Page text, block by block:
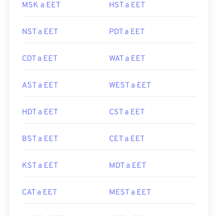
MSK a EET HST a EET
NST a EET PDT a EET
CDT a EET WAT a EET
AST a EET WEST a EET
HDT a EET CST a EET
BST a EET CET a EET
KST a EET MDT a EET
CAT a EET MEST a EET